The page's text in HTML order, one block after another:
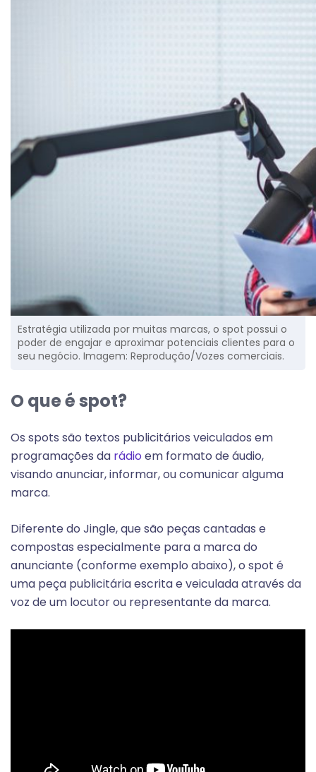
Estratégia utilizada por muitas marcas, o spot possui o
poder de engajar e aproximar potenciais clientes para o
seu negócio. Imagem: Reprodução/Vozes comerciais.
O que é spot?
Os spots são textos publicitários veiculados em
programações da rádio em formato de áudio,
visando anunciar, informar, ou comunicar alguma
marca.
Diferente do Jingle, que são peças cantadas e
compostas especialmente para a marca do
anunciante (conforme exemplo abaixo), o spot é
uma peça publicitária escrita e veiculada através da
voz de um locutor ou representante da marca.